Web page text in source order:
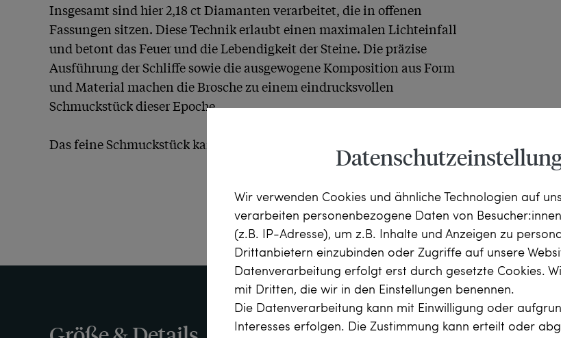
Insgesamt sind hier 2,18 ct Diamanten verarbeitet, die in offenen
Fassungen sitzen. Diese Technik erlaubt einen maximalen Lichteinfall
und betont das Feuer und die Lebendigkeit der Steine. Die präzise
Ausführung der Schliffe sowie die ausgewogene Komposition aus Form
und Material machen die Brosche zu einem eindrucksvollen
Schmuckstück dieser Epoche.
Das feine Schmuckstück kam aus Berlin-Charlottenburg zu uns.
Wir verwenden Cookies und ähnliche Technologien auf
verarbeiten personenbezogene Daten von
(z.B. IP-Adresse), um z.B. Inhalte und Anzeigen zu
Drittanbietern einzubinden oder Zugriffe auf unsere
Datenverarbeitung erfolgt erst durch gesetzte Cookies.
mit Dritten, die wir in den Einstellungen benennen.
Die Datenverarbeitung kann mit Einwilligung oder
Interesses erfolgen. Die Zustimmung kann erteilt oder